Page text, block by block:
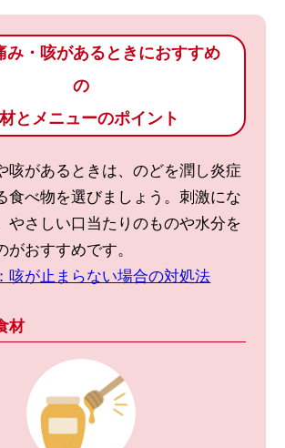
み・咳があるときにおすすめ
の
とメニューのポイント
咳があるときは、のどを潤し炎症
食べ物を選びましょう。刺激にな
やさしい口当たりのものや水分を
がおすすめです。
咳が止まらない場合の対処法
材